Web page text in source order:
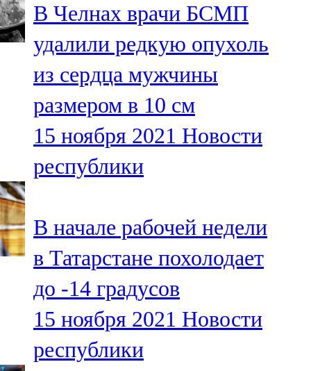
107,3 FM
Мөслим
100,0 FM
Нурлат
104,7 FM
Олы Әтнә
Сарман
107,8 FM
Теләче
106,1 FM
Түбән Кама
В Челнах врачи БСМП
удалили редкую опухоль
из сердца мужчины
размером в 10 см
15 ноября 2021 Новости
республики
В начале рабочей недели
в Татарстане похолодает
до -14 градусов
15 ноября 2021 Новости
республики